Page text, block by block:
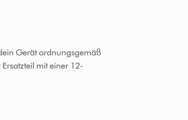
Gerät ordnungsgemäß
mit einer 12-